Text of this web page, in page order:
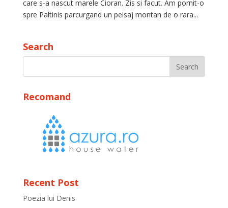
care s-a nascut marele Cioran. Zis si facut. Am pornit-o
spre Paltinis parcurgand un peisaj montan de o rara...
Search
Recomand
Recent Post
Poezia lui Denis